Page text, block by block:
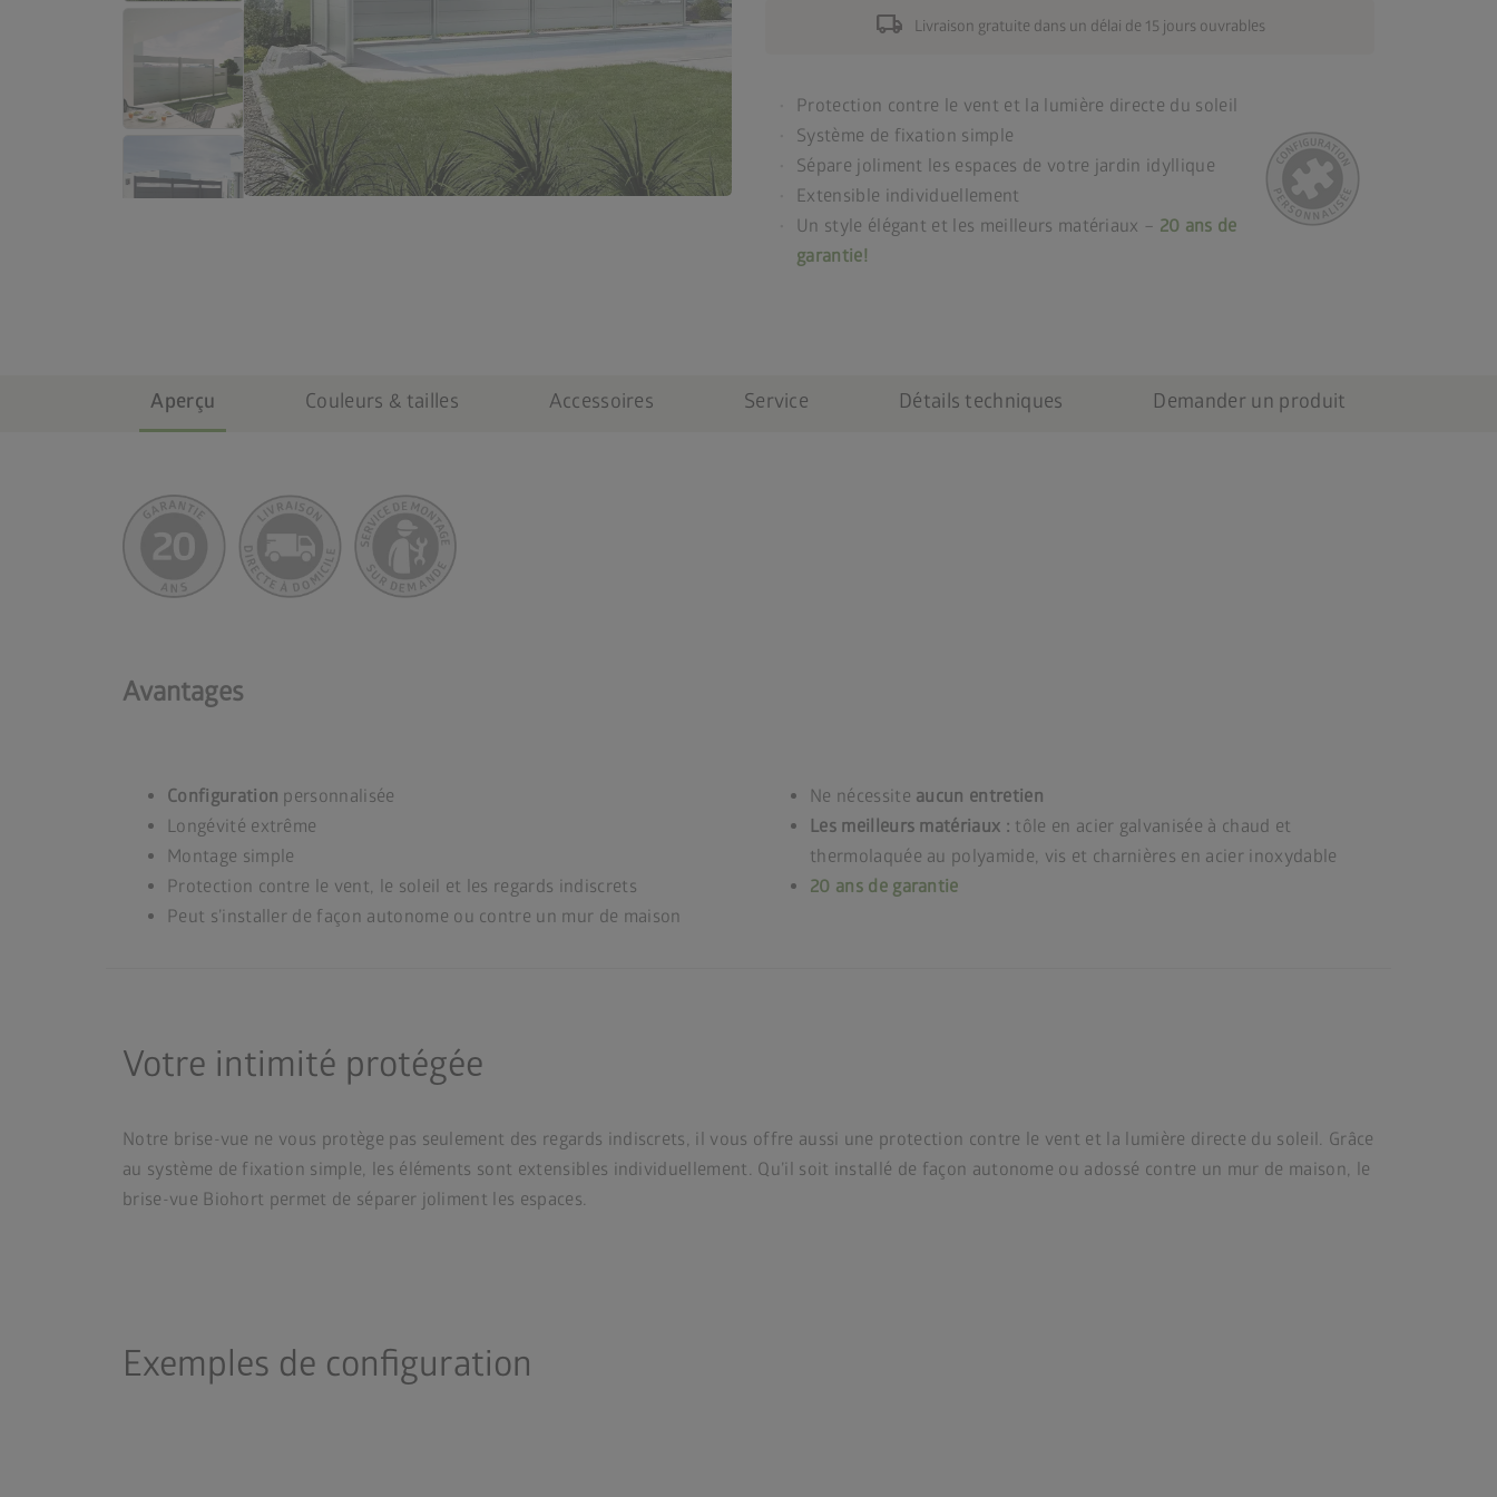
local_shipping Livraison gratuite dans un délai de 15 jours ouvrables
Protection contre le vent et la lumière directe du soleil
Système de fixation simple
Sépare joliment les espaces de votre jardin idyllique
Extensible individuellement
Un style élégant et les meilleurs matériaux – 20 ans de
garantie!
Aperçu Couleurs & tailles Accessoires Service Détails techniques Demander un produit
Avantages
Configuration personnalisée
Longévité extrême
Montage simple
Protection contre le vent, le soleil et les regards indiscrets
Peut s’installer de façon autonome ou contre un mur de maison
Ne nécessite aucun entretien
Les meilleurs matériaux : tôle en acier galvanisée à chaud et
thermolaquée au polyamide, vis et charnières en acier inoxydable
20 ans de garantie
Votre intimité protégée
Notre brise-vue ne vous protège pas seulement des regards indiscrets, il vous offre aussi une protection contre le vent et la lumière directe du soleil. Grâce
au système de fixation simple, les éléments sont extensibles individuellement. Qu’il soit installé de façon autonome ou adossé contre un mur de maison, le
brise-vue Biohort permet de séparer joliment les espaces.
Exemples de configuration